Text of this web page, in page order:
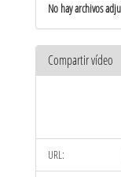
No hay archivos
Compartir vídeo
URL: